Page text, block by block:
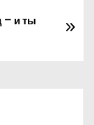
– и ты